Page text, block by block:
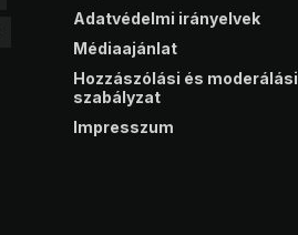
Adatvédelmi irányelvek
Médiaajánlat
Hozzászólási és moderálási
szabályzat
Impresszum